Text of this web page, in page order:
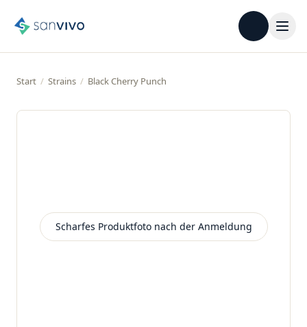
Start / Strains / Black Cherry Punch
Scharfes Produktfoto nach der Anmeldung